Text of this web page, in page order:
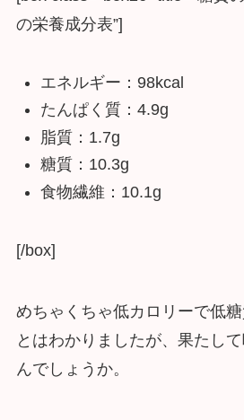
の栄養成分表”]
エネルギー：98kcal
たんぱく質：4.9g
脂質：1.7g
糖質：10.3g
食物繊維：10.1g
[/box]
めちゃくちゃ低カロリーで低
とはわかりましたが、果たし
んでしょうか。